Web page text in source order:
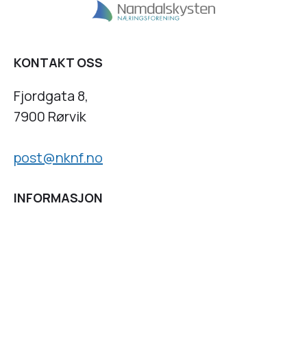
KONTAKT OSS
Fjordgata 8,
7900 Rørvik
post@nknf.no
INFORMASJON